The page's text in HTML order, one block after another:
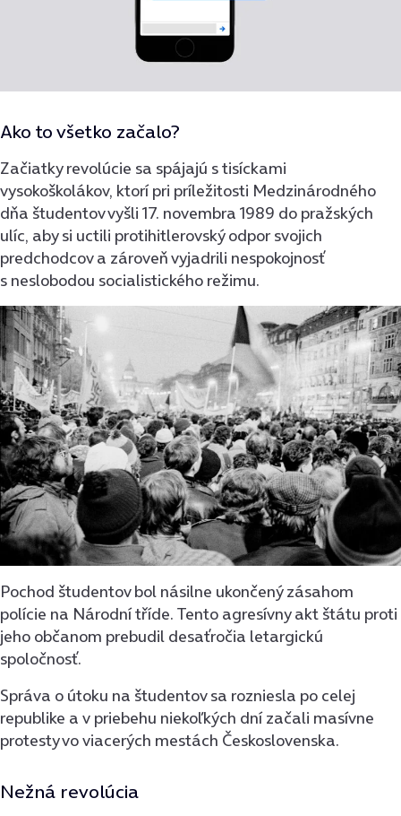
Ako to všetko začalo?
Začiatky revolúcie sa spájajú s tisíckami
vysokoškolákov, ktorí pri príležitosti Medzinárodného
dňa študentov vyšli 17. novembra 1989 do pražských
ulíc, aby si uctili protihitlerovský odpor svojich
predchodcov a zároveň vyjadrili nespokojnosť
s neslobodou socialistického režimu.
Pochod študentov bol násilne ukončený zásahom
polície na Národní tříde. Tento agresívny akt štátu proti
jeho občanom prebudil desaťročia letargickú
spoločnosť.
Správa o útoku na študentov sa rozniesla po celej
republike a v priebehu niekoľkých dní začali masívne
protesty vo viacerých mestách Československa.
Nežná revolúcia